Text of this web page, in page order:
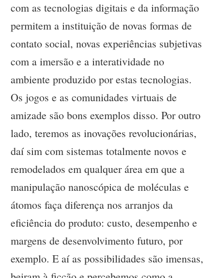
com as tecnologias digitais e da informação
permitem a instituição de novas formas de
contato social, novas experiências subjetivas
com a imersão e a interatividade no
ambiente produzido por estas tecnologias.
Os jogos e as comunidades virtuais de
amizade são bons exemplos disso. Por outro
lado, teremos as inovações revolucionárias,
daí sim com sistemas totalmente novos e
remodelados em qualquer área em que a
manipulação nanoscópica de moléculas e
átomos faça diferença nos arranjos da
eficiência do produto: custo, desempenho e
margens de desenvolvimento futuro, por
exemplo. E aí as possibilidades são imensas,